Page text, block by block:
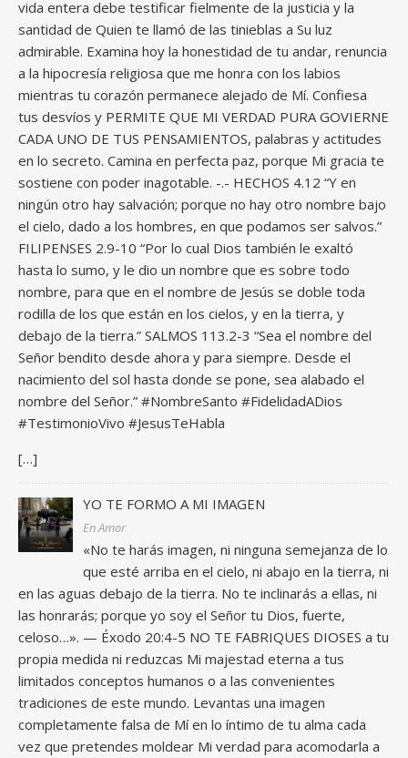
vida entera debe testificar fielmente de la justicia y la
santidad de Quien te llamó de las tinieblas a Su luz
admirable. Examina hoy la honestidad de tu andar, renuncia
a la hipocresía religiosa que me honra con los labios
mientras tu corazón permanece alejado de Mí. Confiesa
tus desvíos y PERMITE QUE MI VERDAD PURA GOVIERNE
CADA UNO DE TUS PENSAMIENTOS, palabras y actitudes
en lo secreto. Camina en perfecta paz, porque Mi gracia te
sostiene con poder inagotable. -.- HECHOS 4.12 “Y en
ningún otro hay salvación; porque no hay otro nombre bajo
el cielo, dado a los hombres, en que podamos ser salvos.”
FILIPENSES 2.9-10 “Por lo cual Dios también le exaltó
hasta lo sumo, y le dio un nombre que es sobre todo
nombre, para que en el nombre de Jesús se doble toda
rodilla de los que están en los cielos, y en la tierra, y
debajo de la tierra.” SALMOS 113.2-3 “Sea el nombre del
Señor bendito desde ahora y para siempre. Desde el
nacimiento del sol hasta donde se pone, sea alabado el
nombre del Señor.” #NombreSanto #FidelidadADios
#TestimonioVivo #JesusTeHabla
[…]
YO TE FORMO A MI IMAGEN
En Amor
«No te harás imagen, ni ninguna semejanza de lo
que esté arriba en el cielo, ni abajo en la tierra, ni
en las aguas debajo de la tierra. No te inclinarás a ellas, ni
las honrarás; porque yo soy el Señor tu Dios, fuerte,
celoso…». — Éxodo 20:4-5 NO TE FABRIQUES DIOSES a tu
propia medida ni reduzcas Mi majestad eterna a tus
limitados conceptos humanos o a las convenientes
tradiciones de este mundo. Levantas una imagen
completamente falsa de Mí en lo íntimo de tu alma cada
vez que pretendes moldear Mi verdad para acomodarla a